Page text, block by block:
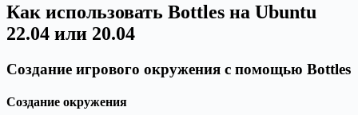
Как использовать Bottles на Ubuntu
22.04 или 20.04
Создание игрового окружения с помощью Bottles
Создание окружения